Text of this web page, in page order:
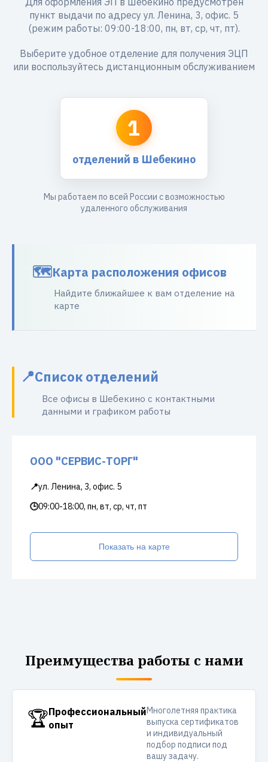
пункт выдачи по адресу ул. Ленина, 3, офис. 5
(режим работы: 09:00-18:00, пн, вт, ср, чт, пт).
Выберите удобное отделение для получения ЭЦП
или воспользуйтесь дистанционным обслуживанием
1
отделений в Шебекино
Мы работаем по всей России с возможностью
удаленного обслуживания
Карта расположения офисов
Найдите ближайшее к вам отделение на
карте
Список отделений
Все офисы в Шебекино с контактными
данными и графиком работы
ООО "СЕРВИС-ТОРГ"
📍ул. Ленина, 3, офис. 5
🕒09:00-18:00, пн, вт, ср, чт, пт
Показать на карте
Преимущества работы с нами
🏆Профессиональный
опыт
Многолетняя практика
выпуска сертификатов
и индивидуальный
подбор подписи под
вашу задачу.